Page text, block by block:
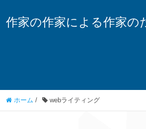
作家の作家による作家の
ホーム / webライティング